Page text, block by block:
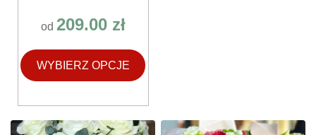
od 209.00 zł
WYBIERZ OPCJE